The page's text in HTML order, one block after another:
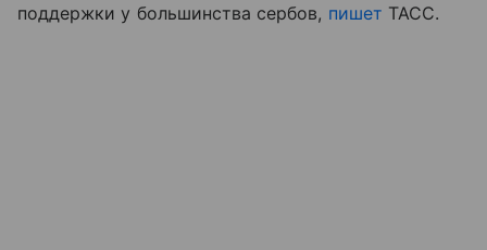
поддержки у большинства сербов, пишет ТАСС.